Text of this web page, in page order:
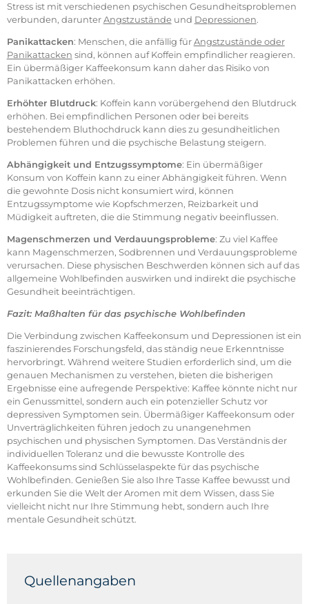
Stress ist mit verschiedenen psychischen Gesundheitsproblemen
verbunden, darunterAngstzustände und Depressionen.
Panikattacken: Menschen, die anfällig fürAngstzustände oder
Panikattacken sind, können auf Koffein empfindlicher reagieren.
Ein übermäßiger Kaffeekonsum kann daher das Risiko von
Panikattacken erhöhen.
Erhöhter Blutdruck: Koffein kann vorübergehend den Blutdruck
erhöhen. Bei empfindlichen Personen oder bei bereits
bestehendem Bluthochdruck kann dies zu gesundheitlichen
Problemen führen und die psychische Belastung steigern.
Abhängigkeit und Entzugssymptome: Ein übermäßiger
Konsum von Koffein kann zu einer Abhängigkeit führen. Wenn
die gewohnte Dosis nicht konsumiert wird, können
Entzugssymptome wie Kopfschmerzen, Reizbarkeit und
Müdigkeit auftreten, die die Stimmung negativ beeinflussen.
Magenschmerzen und Verdauungsprobleme: Zu viel Kaffee
kann Magenschmerzen, Sodbrennen und Verdauungsprobleme
verursachen. Diese physischen Beschwerden können sich auf das
allgemeine Wohlbefinden auswirken und indirekt die psychische
Gesundheit beeinträchtigen.
Fazit: Maßhalten für das psychische Wohlbefinden
Die Verbindung zwischen Kaffeekonsum und Depressionen ist ein
faszinierendes Forschungsfeld, das ständig neue Erkenntnisse
hervorbringt. Während weitere Studien erforderlich sind, um die
genauen Mechanismen zu verstehen, bieten die bisherigen
Ergebnisse eine aufregende Perspektive: Kaffee könnte nicht nur
ein Genussmittel, sondern auch ein potenzieller Schutz vor
depressiven Symptomen sein. Übermäßiger Kaffeekonsum oder
Unverträglichkeiten führen jedoch zu unangenehmen
psychischen und physischen Symptomen. Das Verständnis der
individuellen Toleranz und die bewusste Kontrolle des
Kaffeekonsums sind Schlüsselaspekte für das psychische
Wohlbefinden. Genießen Sie also Ihre Tasse Kaffee bewusst und
erkunden Sie die Welt der Aromen mit dem Wissen, dass Sie
vielleicht nicht nur Ihre Stimmung hebt, sondern auch Ihre
mentale Gesundheit schützt.
Quellenangaben